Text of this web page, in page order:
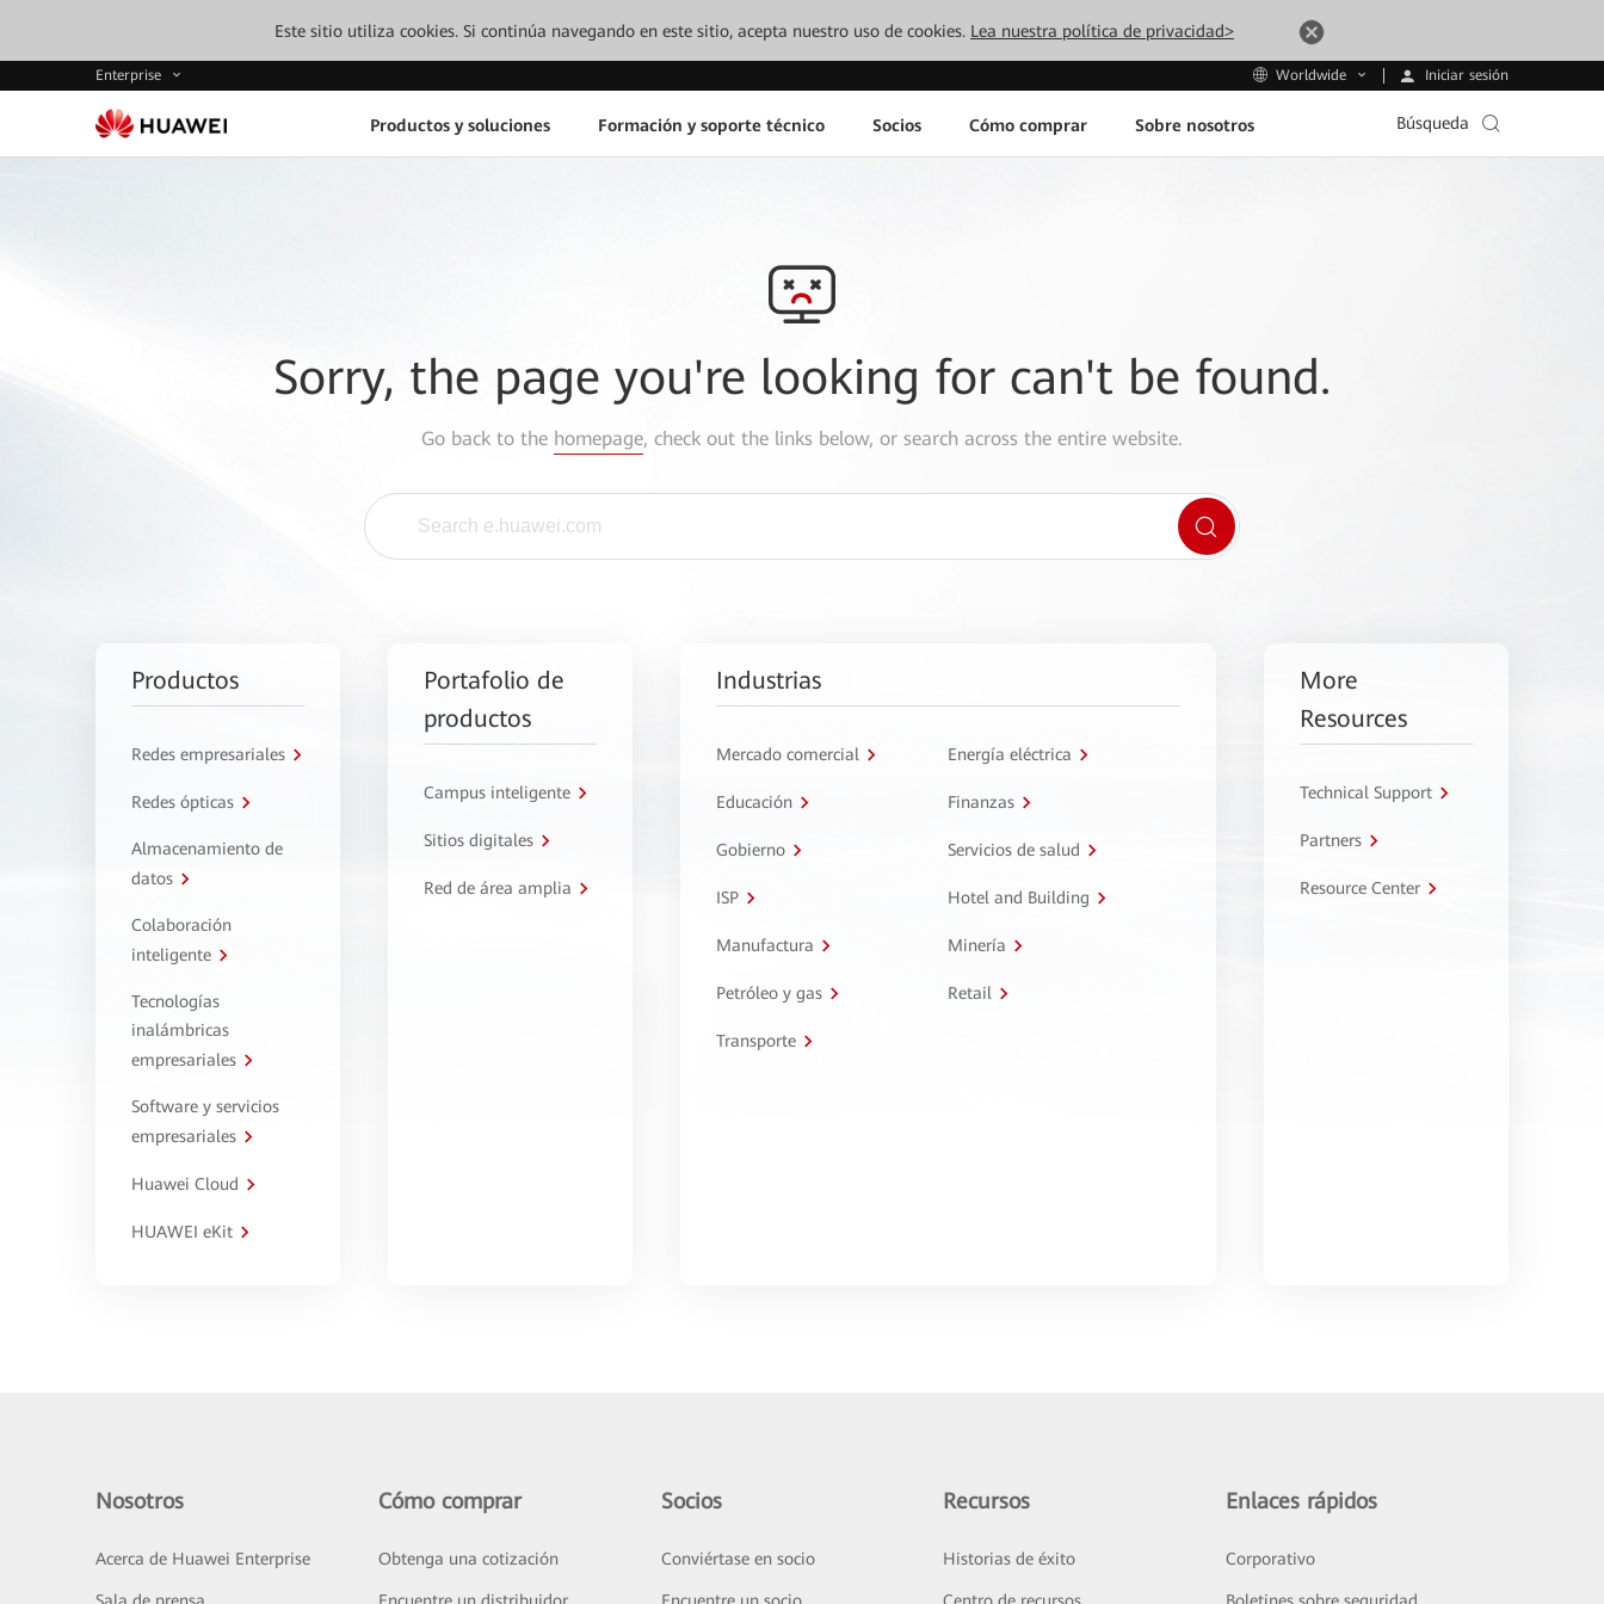
Este sitio utiliza cookies. Si continúa navegando en este sitio, acepta nuestro uso de cookies. Lea nuestra política de privacidad>
Enterprise Worldwide Iniciar sesión
Productos y soluciones Formación y soporte técnico Socios Cómo comprar Sobre nosotros Búsqueda
Sorry, the page you're looking for can't be found.
Go back to the homepage, check out the links below, or search across the entire website.
Productos
Redes empresariales
Redes ópticas
Almacenamiento de
datos
Colaboración
inteligente
Tecnologías
inalámbricas
empresariales
Software y servicios
empresariales
Huawei Cloud
HUAWEI eKit
Portafolio de
productos
Campus inteligente
Sitios digitales
Red de área amplia
Industrias
Mercado comercial Energía eléctrica
Educación Finanzas
Gobierno Servicios de salud
ISP Hotel and Building
Manufactura Minería
Petróleo y gas Retail
Transporte
More
Resources
Technical Support
Partners
Resource Center
Nosotros
Acerca de Huawei Enterprise
Cómo comprar
Obtenga una cotización
Socios
Conviértase en socio
Recursos
Historias de éxito
Enlaces rápidos
Corporativo